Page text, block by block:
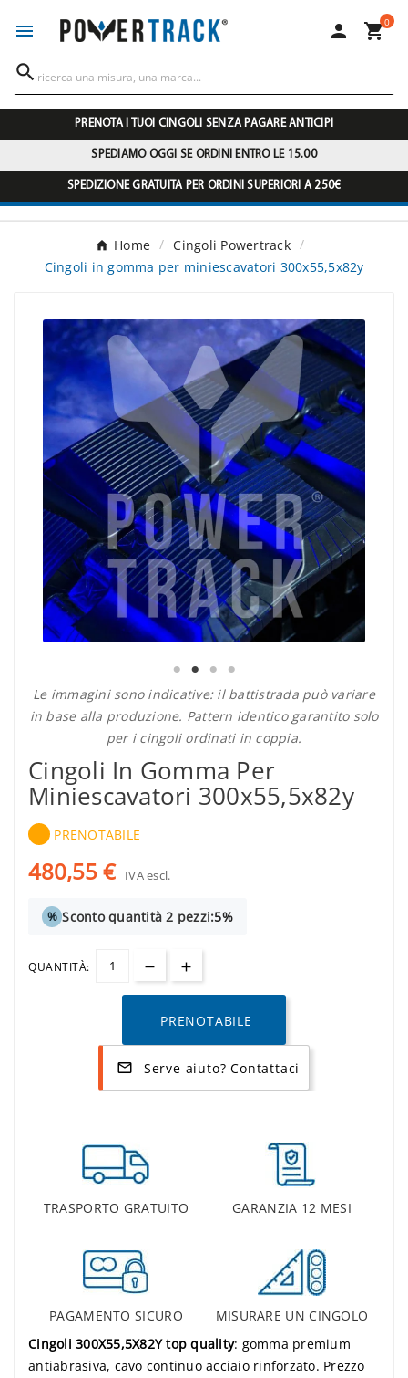
  0

PRENOTA I TUOI CINGOLI SENZA PAGARE ANTICIPI
SPEDIAMO OGGI SE ORDINI ENTRO LE 15.00
SPEDIZIONE GRATUITA PER ORDINI SUPERIORI A 250€
Home
Cingoli Powertrack
Cingoli in gomma per miniescavatori 300x55,5x82y
Le immagini sono indicative: il battistrada può variare
in base alla produzione. Pattern identico garantito solo
per i cingoli ordinati in coppia.
Cingoli In Gomma Per
Miniescavatori 300x55,5x82y
PRENOTABILE
480,55 € IVA escl.
% Sconto quantità 2 pezzi:5%
QUANTITÀ:
PRENOTABILE
mail_outline Serve aiuto? Contattaci
TRASPORTO GRATUITO GARANZIA 12 MESI
PAGAMENTO SICURO
MISURARE UN CINGOLO
Cingoli 300X55,5X82Y top quality: gomma premium
antiabrasiva, cavo continuo acciaio rinforzato. Prezzo